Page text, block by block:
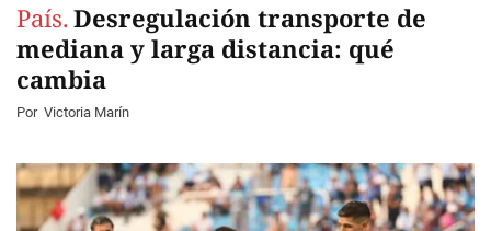
País. Desregulación transporte de
mediana y larga distancia: qué
cambia
Por Victoria Marín